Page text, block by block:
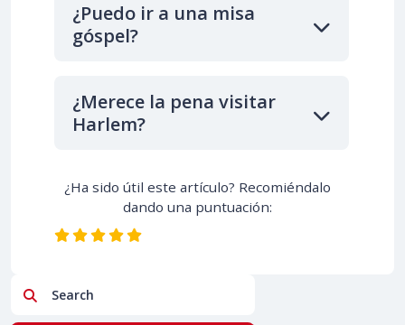
¿Puedo ir a una misa
góspel?
¿Merece la pena visitar
Harlem?
¿Ha sido útil este artículo? Recomiéndalo
dando una puntuación:
Search